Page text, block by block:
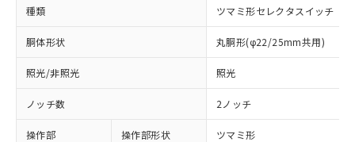
種類 ツマミ形セレクタスイッチ
胴体形状 丸胴形(φ22/25mm共用)
照光/非照光 照光
ノッチ数 2ノッチ
操作部 操作部形状 ツマミ形